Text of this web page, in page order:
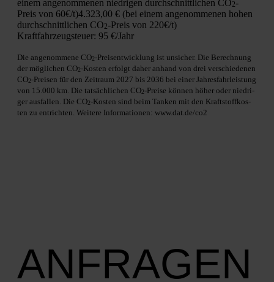
einem ange­nom­me­nen nied­ri­gen durch­schnitt­li­chen CO2-
Preis von 60€/t)4.323,00 € (bei einem ange­nom­me­nen hohen
durch­schnitt­li­chen CO2-Preis von 220€/t)
Kraft­fahr­zeug­steu­er: 95 €/Jahr
Die ange­nom­me­ne CO2-Preis­ent­wick­lung ist unsi­cher. Die Berech­nung
der mög­li­chen CO2-Kos­ten erfolgt daher anhand von drei ver­schie­de­nen
CO2-Prei­sen für den Zeit­raum 2027 bis 2036 bei einer Jah­res­fahr­leis­tung
von 15.000 km. Die tat­säch­li­chen CO2-Prei­se kön­nen höher oder nied­ri­
ger aus­fal­len. Die CO2-Kos­ten sind beim Tan­ken mit den Kraft­stoff­kos­
ten zu ent­rich­ten. Wei­te­re Infor­ma­tio­nen: www.dat.de/co2
ANFRAGEN